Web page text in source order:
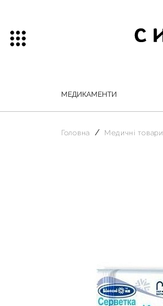
МЕДИКАМЕНТИ
Головна Медичні товари